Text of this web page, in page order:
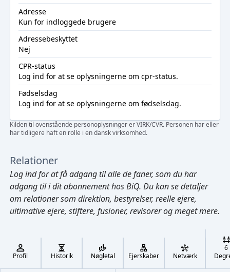
Cmd/Ctrl + K
Adresse
Kun for indloggede brugere
Adressebeskyttet
Nej
CPR-status
Log ind for at se oplysningerne om cpr-status.
Fødselsdag
Log ind for at se oplysningerne om fødselsdag.
Kilden til ovenstående personoplysninger er VIRK/CVR. Personen har eller
har tidligere haft en rolle i en dansk virksomhed.
Relationer
Log indfor at få adgang til alle de faner, som du har
adgang til i dit abonnement hos BiQ. Du kan se detaljer
om relationer som direktion, bestyrelser, reelle ejere,
ultimative ejere, stiftere, fusioner, revisorer og meget mere.
Profil Historik Nøgletal Ejerskaber Netværk
6